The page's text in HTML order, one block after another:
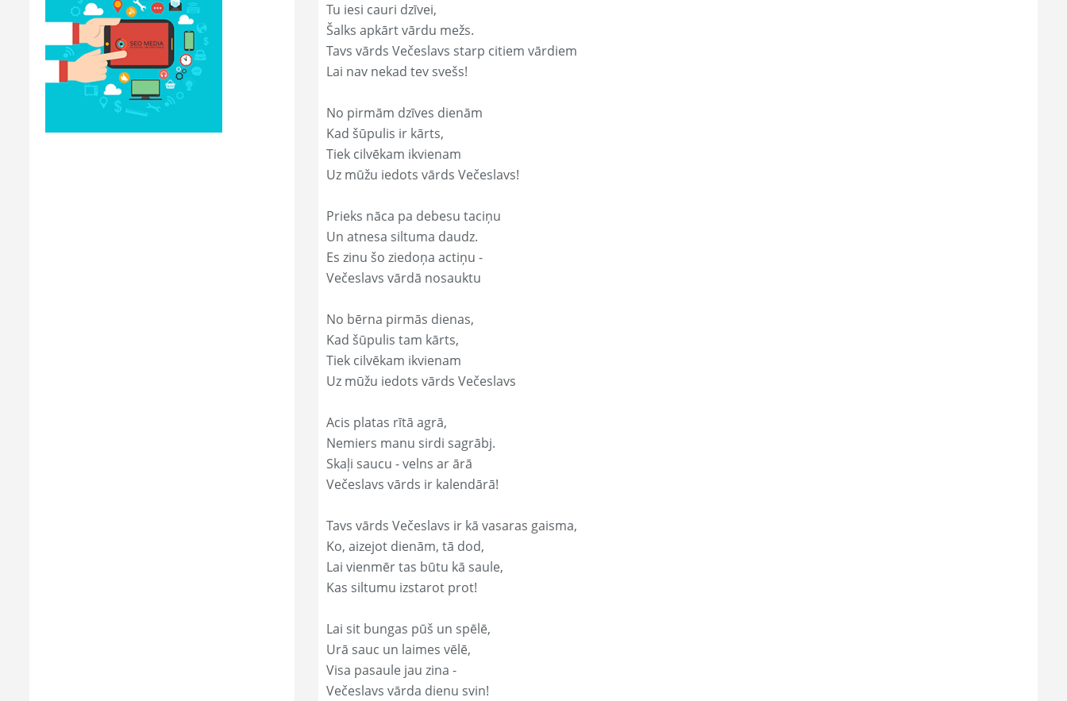
Tu iesi cauri dzīvei,
Šalks apkārt vārdu mežs.
Tavs vārds Večeslavs starp citiem vārdiem
Lai nav nekad tev svešs!
No pirmām dzīves dienām
Kad šūpulis ir kārts,
Tiek cilvēkam ikvienam
Uz mūžu iedots vārds Večeslavs!
Prieks nāca pa debesu taciņu
Un atnesa siltuma daudz.
Es zinu šo ziedoņa actiņu -
Večeslavs vārdā nosauktu
No bērna pirmās dienas,
Kad šūpulis tam kārts,
Tiek cilvēkam ikvienam
Uz mūžu iedots vārds Večeslavs
Acis platas rītā agrā,
Nemiers manu sirdi sagrābj.
Skaļi saucu - velns ar ārā
Večeslavs vārds ir kalendārā!
Tavs vārds Večeslavs ir kā vasaras gaisma,
Ko, aizejot dienām, tā dod,
Lai vienmēr tas būtu kā saule,
Kas siltumu izstarot prot!
Lai sit bungas pūš un spēlē,
Urā sauc un laimes vēlē,
Visa pasaule jau zina -
Večeslavs vārda dienu svin!